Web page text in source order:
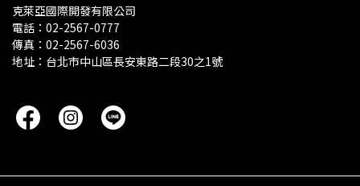
克萊亞國際開發有限公司
電話：02-2567-0777
傳真：02-2567-6036
地址：台北市中山區長安東路二段30之1號